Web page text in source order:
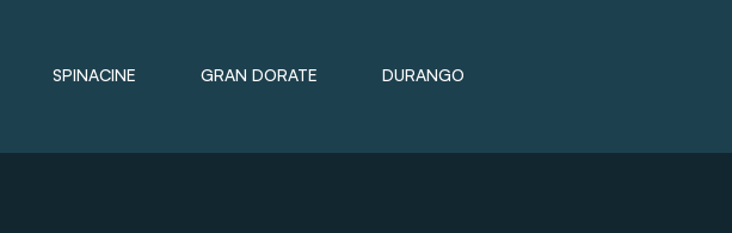
SPINACINE GRAN DORATE DURANGO